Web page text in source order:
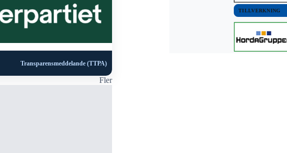
Transparensmeddelande (TTPA)
Fler
TILLVERKNING